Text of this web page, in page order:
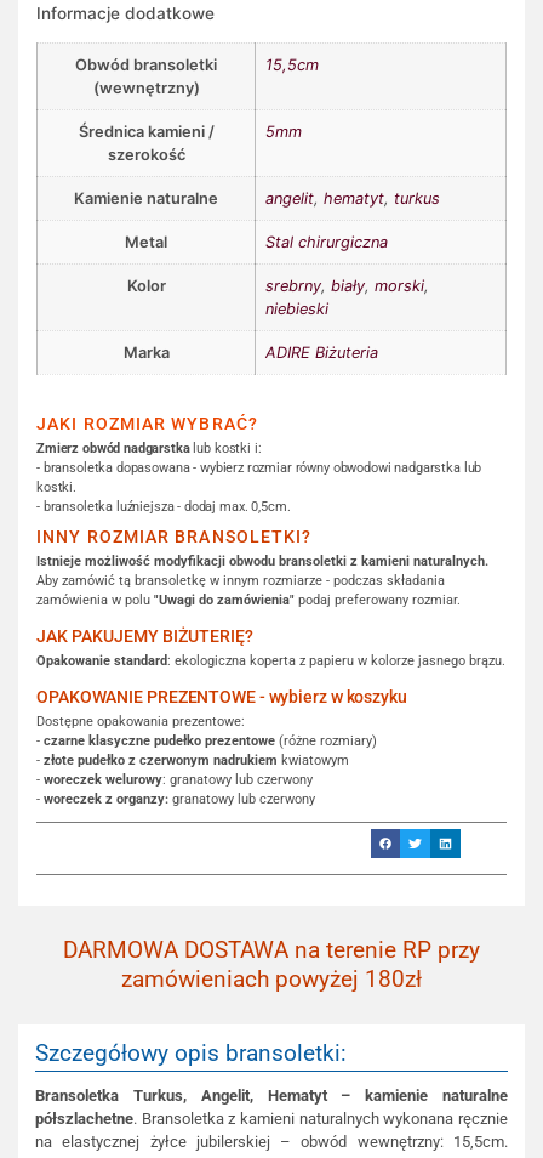
Informacje dodatkowe
Obwód bransoletki
(wewnętrzny)
15,5cm
Średnica kamieni /
szerokość
5mm
Kamienie naturalne angelit, hematyt, turkus
Metal Stal chirurgiczna
Kolor srebrny, biały, morski,
niebieski
Marka ADIRE Biżuteria
JAKI ROZMIAR WYBRAĆ?
Zmierz obwód nadgarstkalub kostki i:
- bransoletka dopasowana - wybierz rozmiar równy obwodowi nadgarstka lub
kostki.
- bransoletka luźniejsza - dodaj max. 0,5cm.
INNY ROZMIAR BRANSOLETKI?
Istnieje możliwość modyfikacji obwodu bransoletki z kamieni naturalnych.
Aby zamówić tą bransoletkę w innym rozmiarze - podczas składania
zamówienia w polu "Uwagi do zamówienia" podaj preferowany rozmiar.
JAK PAKUJEMY BIŻUTERIĘ?
Opakowanie standard: ekologiczna koperta z papieru w kolorze jasnego brązu.
OPAKOWANIE PREZENTOWE - wybierz w koszyku
Dostępne opakowania prezentowe:
- czarne klasyczne pudełko prezentowe (różne rozmiary)
- złote pudełko z czerwonym nadrukiem kwiatowym
- woreczek welurowy: granatowy lub czerwony
- woreczek z organzy: granatowy lub czerwony
DARMOWA DOSTAWA na terenie RP przy
zamówieniach powyżej 180zł
Szczegółowy opis bransoletki:
Bransoletka Turkus, Angelit, Hematyt – kamienie naturalne
półszlachetne. Bransoletka z kamieni naturalnych wykonana ręcznie
na elastycznej żyłce jubilerskiej – obwód wewnętrzny: 15,5cm.